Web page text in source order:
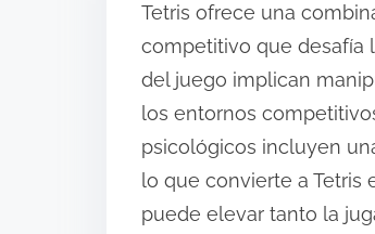
Tetris ofrece una
competitivo que desafía
del juego implican
los entornos
psicológicos incluyen
lo que convierte a Tetris
puede elevar tanto la